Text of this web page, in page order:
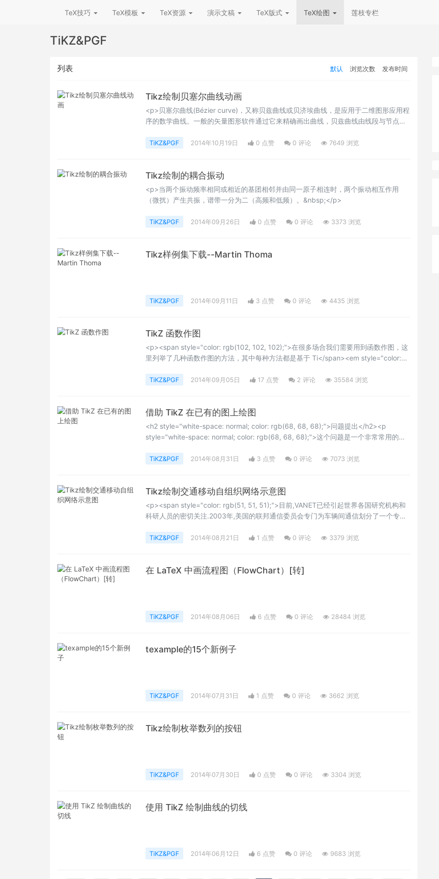
TeX技巧 TeX模板 TeX资源 演示文稿 TeX版式 TeX绘图 莲枝专栏
TiKZ&PGF
列表 默认 浏览次数 发布时间
Tikz绘制贝塞尔曲线动画
<p>贝塞尔曲线(Bézier curve)，又称贝兹曲线或贝济埃曲线，是应用于二维图形应用程
序的数学曲线。一般的矢量图形软件通过它来精确画出曲线，贝兹曲线由线段与节点组
是来做这种矢量曲线的。贝塞尔曲线是计算机图形学中相当重要的参数曲线，在一些比
工程师皮埃尔
TiKZ&PGF 2014年10月19日 0 点赞 0 评论 7649 浏览
Tikz绘制的耦合振动
<p>当两个振动频率相同或相近的基团相邻并由同一原子相连时，两个振动相互作用
（微扰）产生共振，谱带一分为二（高频和低频）。&nbsp;</p>
TiKZ&PGF 2014年09月26日 0 点赞 0 评论 3373 浏览
Tikz样例集下载--Martin Thoma
TiKZ&PGF 2014年09月11日 3 点赞 0 评论 4435 浏览
TikZ 函数作图
<p><span style="color: rgb(102, 102, 102);">在很多场合我们需要用到函数作图，这
里列举了几种函数作图的方法，其中每种方法都是基于 Ti</span><em style="color:
style="color: rgb(102, 102, 102);">Z，让我们一起来看下。</span></p>
TiKZ&PGF 2014年09月05日 17 点赞 2 评论 35584 浏览
借助 TikZ 在已有的图上绘图
<h2 style="white-space: normal; color: rgb(68, 68, 68);">问题提出</h2><p
style="white-space: normal; color: rgb(68, 68, 68);">这个问题是一个非常常用的需
片，要去找源代码进行修改以补充对图片的解释性编辑（比如添加向量、数学符号，或
TiKZ&PGF 2014年08月31日 3 点赞 0 评论 7073 浏览
Tikz绘制交通移动自组织网络示意图
<p><span style="color: rgb(51, 51, 51);">目前,VANET已经引起世界各国研究机构和
科研人员的密切关注.2003年,美国的联邦通信委员会专门为车辆间通信划分了一个专用
立了车辆间通信联盟(Car2Car communication consortium).日本也通过了两个车辆间
TiKZ&PGF 2014年08月21日 1 点赞 0 评论 3379 浏览
在 LaTeX 中画流程图（FlowChart）[转]
TiKZ&PGF 2014年08月06日 6 点赞 0 评论 28484 浏览
texample的15个新例子
TiKZ&PGF 2014年07月31日 1 点赞 0 评论 3662 浏览
Tikz绘制枚举数列的按钮
TiKZ&PGF 2014年07月30日 0 点赞 0 评论 3304 浏览
使用 TikZ 绘制曲线的切线
TiKZ&PGF 2014年06月12日 6 点赞 0 评论 9683 浏览